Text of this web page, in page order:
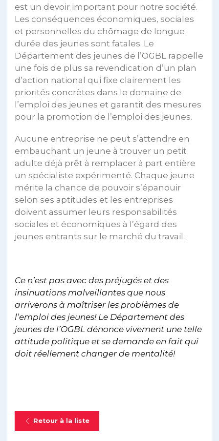
est un devoir important pour notre société.
Les conséquences économiques, sociales
et personnelles du chômage de longue
durée des jeunes sont fatales. Le
Département des jeunes de l’OGBL rappelle
une fois de plus sa revendication d’un plan
d’action national qui fixe clairement les
priorités concrètes dans le domaine de
l’emploi des jeunes et garantit des mesures
pour la promotion de l’emploi des jeunes.
Aucune entreprise ne peut s’attendre en
embauchant un jeune à trouver un petit
adulte déjà prêt à remplacer à part entière
un spécialiste expérimenté. Chaque jeune
mérite la chance de pouvoir s’épanouir
selon ses aptitudes et les entreprises
doivent assumer leurs responsabilités
sociales et économiques à l’égard des
jeunes entrants sur le marché du travail.
Ce n’est pas avec des préjugés et des
insinuations malveillantes que nous
arriverons à maîtriser les problèmes de
l’emploi des jeunes! Le Département des
jeunes de l’OGBL dénonce vivement une telle
attitude politique et se demande en fait qui
doit réellement changer de mentalité!
Retour à la liste